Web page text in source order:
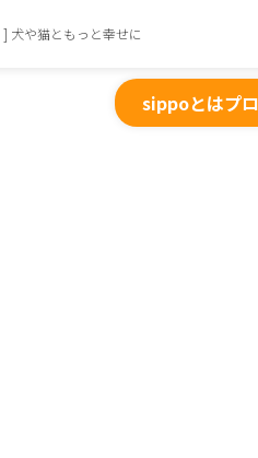
犬や猫ともっと幸せに
sippoとはプ